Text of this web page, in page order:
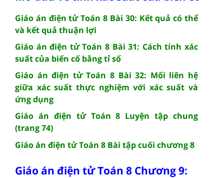
Giáo án điện tử Toán 8 Bài 30: Kết quả có thể
và kết quả thuận lợi
Giáo án điện tử Toán 8 Bài 31: Cách tính xác
suất của biến cố bằng tỉ số
Giáo án điện tử Toán 8 Bài 32: Mối liên hệ
giữa xác suất thực nghiệm với xác suất và
ứng dụng
Giáo án điện tử Toán 8 Luyện tập chung
(trang 74)
Giáo án điện tử Toán 8 Bài tập cuối chương 8
Giáo án điện tử Toán 8 Chương 9: